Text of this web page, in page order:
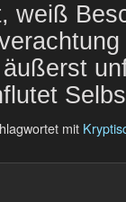
weiß
mit